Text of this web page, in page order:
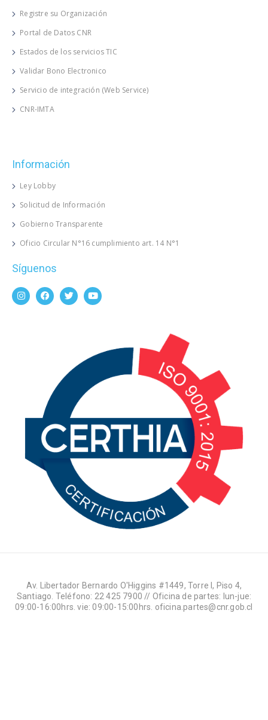
Registre su Organización
Portal de Datos CNR
Estados de los servicios TIC
Validar Bono Electronico
Servicio de integración (Web Service)
CNR-IMTA
Información
Ley Lobby
Solicitud de Información
Gobierno Transparente
Oficio Circular N°16 cumplimiento art. 14 N°1
Síguenos
Av. Libertador Bernardo O'Higgins #1449, Torre I, Piso 4,
Santiago. Teléfono: 22 425 7900 // Oficina de partes: lun-jue:
09:00-16:00hrs. vie: 09:00-15:00hrs. oficina.partes@cnr.gob.cl